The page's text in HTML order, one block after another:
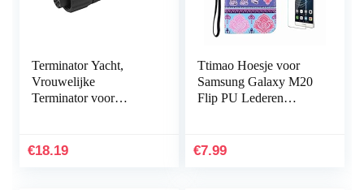
Terminator Yacht,
Vrouwelijke
Terminator voor
Waterdicht Universeel
€18.19
Ttimao Hoesje voor
Samsung Galaxy M20
Flip PU Lederen
Protector met
€7.99